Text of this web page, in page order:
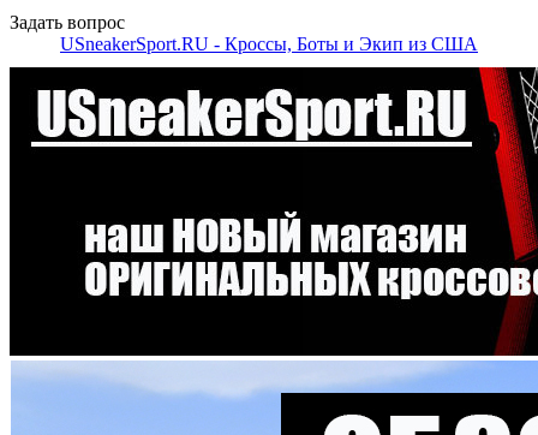
Задать вопрос
USneakerSport.RU - Кроссы, Боты и Экип из США